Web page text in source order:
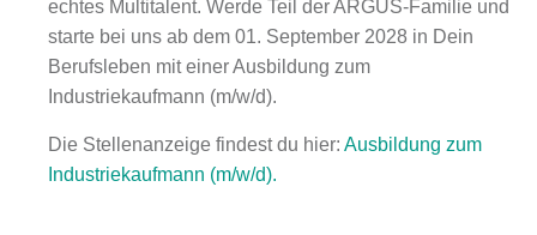
echtes Multitalent. Werde Teil der ARGUS-Familie und
starte bei uns ab dem 01. September 2028 in Dein
Berufsleben mit einer Ausbildung zum
Industriekaufmann (m/w/d).
Die Stellenanzeige findest du hier: Ausbildung zum
Industriekaufmann (m/w/d).